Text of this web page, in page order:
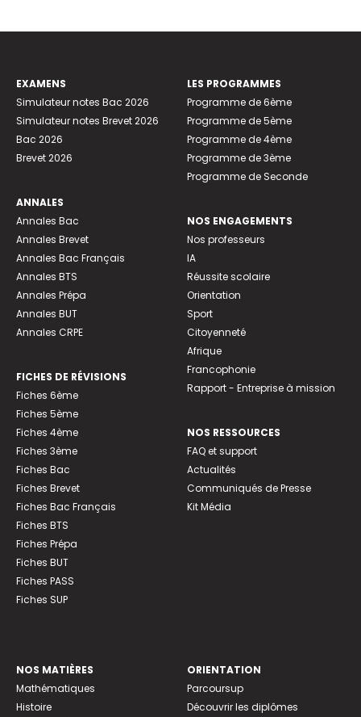
EXAMENS
Simulateur notes Bac 2026
Simulateur notes Brevet 2026
Bac 2026
Brevet 2026
ANNALES
Annales Bac
Annales Brevet
Annales Bac Français
Annales BTS
Annales Prépa
Annales BUT
Annales CRPE
FICHES DE RÉVISIONS
Fiches 6ème
Fiches 5ème
Fiches 4ème
Fiches 3ème
Fiches Bac
Fiches Brevet
Fiches Bac Français
Fiches BTS
Fiches Prépa
Fiches BUT
Fiches PASS
Fiches SUP
LES PROGRAMMES
Programme de 6ème
Programme de 5ème
Programme de 4ème
Programme de 3ème
Programme de Seconde
NOS ENGAGEMENTS
Nos professeurs
IA
Réussite scolaire
Orientation
Sport
Citoyenneté
Afrique
Francophonie
Rapport - Entreprise à mission
NOS RESSOURCES
FAQ et support
Actualités
Communiqués de Presse
Kit Média
NOS MATIÈRES
Mathématiques
Histoire
ORIENTATION
Parcoursup
Découvrir les diplômes